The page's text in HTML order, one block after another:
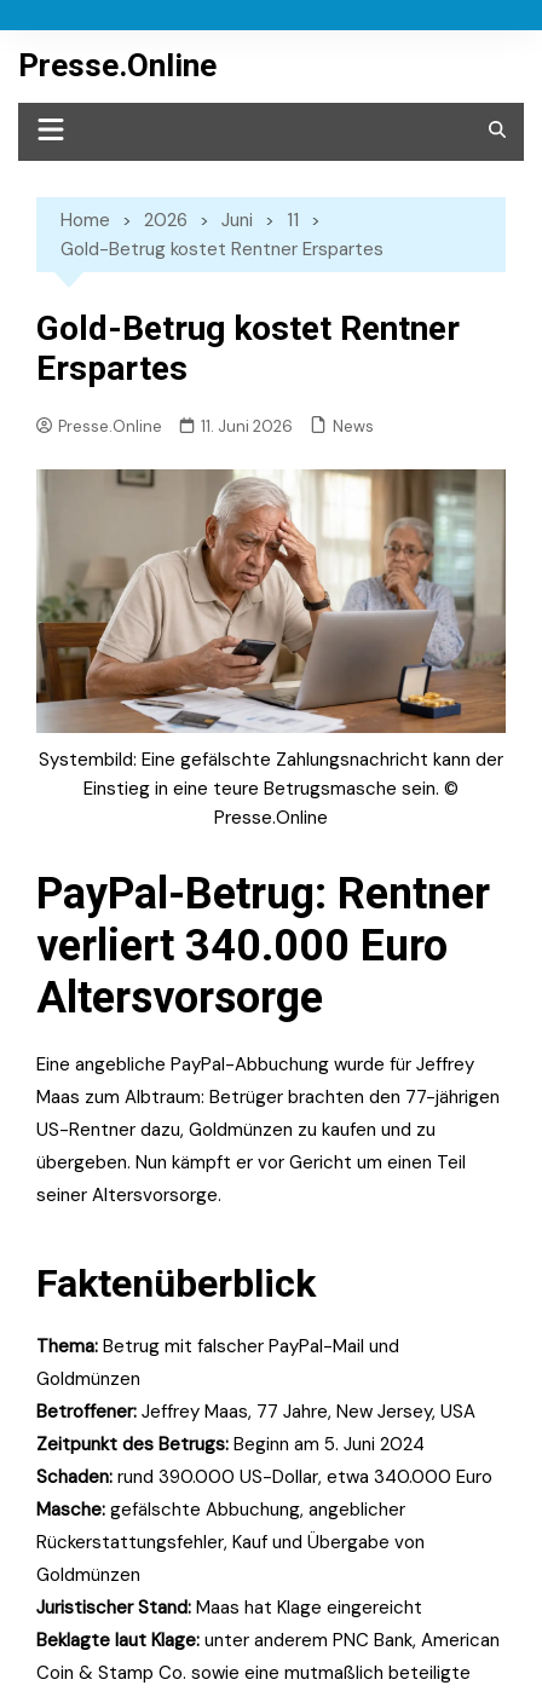
content
Presse.Online
Home 2026 Juni
11
Gold-Betrug kostet Rentner Erspartes
Gold-Betrug kostet Rentner
Erspartes
Presse.Online 11. Juni 2026 News
Systembild: Eine gefälschte Zahlungsnachricht kann der
Einstieg in eine teure Betrugsmasche sein. ©
Presse.Online
PayPal-Betrug: Rentner
verliert 340.000 Euro
Altersvorsorge
Eine angebliche PayPal-Abbuchung wurde für Jeffrey
Maas zum Albtraum: Betrüger brachten den 77-jährigen
US-Rentner dazu, Goldmünzen zu kaufen und zu
übergeben. Nun kämpft er vor Gericht um einen Teil
seiner Altersvorsorge.
Faktenüberblick
Thema: Betrug mit falscher PayPal-Mail und
Goldmünzen
Betroffener: Jeffrey Maas, 77 Jahre, New Jersey, USA
Zeitpunkt des Betrugs: Beginn am 5. Juni 2024
Schaden: rund 390.000 US-Dollar, etwa 340.000 Euro
Masche: gefälschte Abbuchung, angeblicher
Rückerstattungsfehler, Kauf und Übergabe von
Goldmünzen
Juristischer Stand: Maas hat Klage eingereicht
Beklagte laut Klage: unter anderem PNC Bank, American
Coin & Stamp Co. sowie eine mutmaßlich beteiligte